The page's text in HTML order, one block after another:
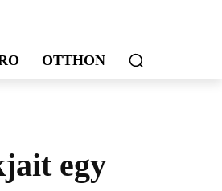
OTTHON
egy